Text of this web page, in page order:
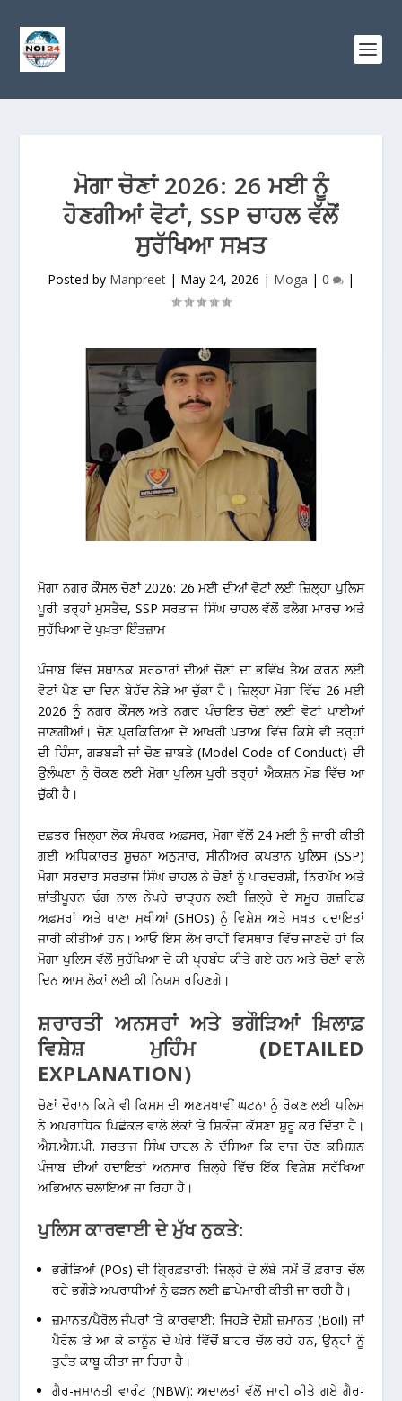
ਮੋਗਾ ਚੋਣਾਂ 2026: 26 ਮਈ ਨੂੰ
ਹੋਣਗੀਆਂ ਵੋਟਾਂ, SSP ਚਾਹਲ ਵੱਲੋਂ
ਸੁਰੱਖਿਆ ਸਖ਼ਤ
Posted by Manpreet | May 24, 2026 | Moga | 0 |
ਮੋਗਾ ਨਗਰ ਕੌਂਸਲ ਚੋਣਾਂ 2026: 26 ਮਈ ਦੀਆਂ ਵੋਟਾਂ ਲਈ ਜ਼ਿਲ੍ਹਾ ਪੁਲਿਸ
ਪੂਰੀ ਤਰ੍ਹਾਂ ਮੁਸਤੈਦ, SSP ਸਰਤਾਜ ਸਿੰਘ ਚਾਹਲ ਵੱਲੋਂ ਫਲੈਗ ਮਾਰਚ ਅਤੇ
ਸੁਰੱਖਿਆ ਦੇ ਪੁਖ਼ਤਾ ਇੰਤਜ਼ਾਮ
ਪੰਜਾਬ ਵਿੱਚ ਸਥਾਨਕ ਸਰਕਾਰਾਂ ਦੀਆਂ ਚੋਣਾਂ ਦਾ ਭਵਿੱਖ ਤੈਅ ਕਰਨ ਲਈ
ਵੋਟਾਂ ਪੈਣ ਦਾ ਦਿਨ ਬੇਹੱਦ ਨੇੜੇ ਆ ਚੁੱਕਾ ਹੈ। ਜ਼ਿਲ੍ਹਾ ਮੋਗਾ ਵਿੱਚ 26 ਮਈ
2026 ਨੂੰ ਨਗਰ ਕੌਂਸਲ ਅਤੇ ਨਗਰ ਪੰਚਾਇਤ ਚੋਣਾਂ ਲਈ ਵੋਟਾਂ ਪਾਈਆਂ
ਜਾਣਗੀਆਂ। ਚੋਣ ਪ੍ਰਕਿਰਿਆ ਦੇ ਆਖਰੀ ਪੜਾਅ ਵਿੱਚ ਕਿਸੇ ਵੀ ਤਰ੍ਹਾਂ
ਦੀ ਹਿੰਸਾ, ਗੜਬੜੀ ਜਾਂ ਚੋਣ ਜ਼ਾਬਤੇ (Model Code of Conduct) ਦੀ
ਉਲੰਘਣਾ ਨੂੰ ਰੋਕਣ ਲਈ ਮੋਗਾ ਪੁਲਿਸ ਪੂਰੀ ਤਰ੍ਹਾਂ ਐਕਸ਼ਨ ਮੋਡ ਵਿੱਚ ਆ
ਚੁੱਕੀ ਹੈ।
ਦਫ਼ਤਰ ਜ਼ਿਲ੍ਹਾ ਲੋਕ ਸੰਪਰਕ ਅਫ਼ਸਰ, ਮੋਗਾ ਵੱਲੋਂ 24 ਮਈ ਨੂੰ ਜਾਰੀ ਕੀਤੀ
ਗਈ ਅਧਿਕਾਰਤ ਸੂਚਨਾ ਅਨੁਸਾਰ, ਸੀਨੀਅਰ ਕਪਤਾਨ ਪੁਲਿਸ (SSP)
ਮੋਗਾਸਰਦਾਰ ਸਰਤਾਜ ਸਿੰਘ ਚਾਹਲਨੇ ਚੋਣਾਂ ਨੂੰ ਪਾਰਦਰਸ਼ੀ, ਨਿਰਪੱਖ ਅਤੇ
ਸ਼ਾਂਤੀਪੂਰਨ ਢੰਗ ਨਾਲ ਨੇਪਰੇ ਚਾੜ੍ਹਨ ਲਈ ਜ਼ਿਲ੍ਹੇ ਦੇ ਸਮੂਹ ਗਜ਼ਟਿਡ
ਅਫ਼ਸਰਾਂ ਅਤੇ ਥਾਣਾ ਮੁਖੀਆਂ (SHOs) ਨੂੰ ਵਿਸ਼ੇਸ਼ ਅਤੇ ਸਖ਼ਤ ਹਦਾਇਤਾਂ
ਜਾਰੀ ਕੀਤੀਆਂ ਹਨ। ਆਓ ਇਸ ਲੇਖ ਰਾਹੀਂ ਵਿਸਥਾਰ ਵਿੱਚ ਜਾਣਦੇ ਹਾਂ ਕਿ
ਮੋਗਾ ਪੁਲਿਸ ਵੱਲੋਂ ਸੁਰੱਖਿਆ ਦੇ ਕੀ ਪ੍ਰਬੰਧ ਕੀਤੇ ਗਏ ਹਨ ਅਤੇ ਚੋਣਾਂ ਵਾਲੇ
ਦਿਨ ਆਮ ਲੋਕਾਂ ਲਈ ਕੀ ਨਿਯਮ ਰਹਿਣਗੇ।
ਸ਼ਰਾਰਤੀ ਅਨਸਰਾਂ ਅਤੇ ਭਗੌੜਿਆਂ ਖ਼ਿਲਾਫ਼
ਵਿਸ਼ੇਸ਼ ਮੁਹਿੰਮ (DETAILED
EXPLANATION)
ਚੋਣਾਂ ਦੌਰਾਨ ਕਿਸੇ ਵੀ ਕਿਸਮ ਦੀ ਅਣਸੁਖਾਵੀਂ ਘਟਨਾ ਨੂੰ ਰੋਕਣ ਲਈ ਪੁਲਿਸ
ਨੇ ਅਪਰਾਧਿਕ ਪਿਛੋਕੜ ਵਾਲੇ ਲੋਕਾਂ ‘ਤੇ ਸ਼ਿਕੰਜਾ ਕੱਸਣਾ ਸ਼ੁਰੂ ਕਰ ਦਿੱਤਾ ਹੈ।
ਐਸ.ਐਸ.ਪੀ. ਸਰਤਾਜ ਸਿੰਘ ਚਾਹਲ ਨੇ ਦੱਸਿਆ ਕਿ ਰਾਜ ਚੋਣ ਕਮਿਸ਼ਨ
ਪੰਜਾਬ ਦੀਆਂ ਹਦਾਇਤਾਂ ਅਨੁਸਾਰ ਜ਼ਿਲ੍ਹੇ ਵਿੱਚ ਇੱਕ ਵਿਸ਼ੇਸ਼ ਸੁਰੱਖਿਆ
ਅਭਿਆਨ ਚਲਾਇਆ ਜਾ ਰਿਹਾ ਹੈ।
ਪੁਲਿਸ ਕਾਰਵਾਈ ਦੇ ਮੁੱਖ ਨੁਕਤੇ:
ਭਗੌੜਿਆਂ (POs) ਦੀ ਗ੍ਰਿਫ਼ਤਾਰੀ: ਜ਼ਿਲ੍ਹੇ ਦੇ ਲੰਬੇ ਸਮੇਂ ਤੋਂ ਫ਼ਰਾਰ ਚੱਲ
ਰਹੇ ਭਗੌੜੇ ਅਪਰਾਧੀਆਂ ਨੂੰ ਫੜਨ ਲਈ ਛਾਪੇਮਾਰੀ ਕੀਤੀ ਜਾ ਰਹੀ ਹੈ।
ਜ਼ਮਾਨਤ/ਪੈਰੋਲ ਜੰਪਰਾਂ ‘ਤੇ ਕਾਰਵਾਈ: ਜਿਹੜੇ ਦੋਸ਼ੀ ਜ਼ਮਾਨਤ (Boil) ਜਾਂ
ਪੈਰੋਲ ‘ਤੇ ਆ ਕੇ ਕਾਨੂੰਨ ਦੇ ਘੇਰੇ ਵਿੱਚੋਂ ਬਾਹਰ ਚੱਲ ਰਹੇ ਹਨ, ਉਨ੍ਹਾਂ ਨੂੰ
ਤੁਰੰਤ ਕਾਬੂ ਕੀਤਾ ਜਾ ਰਿਹਾ ਹੈ।
ਗੈਰ-ਜਮਾਨਤੀ ਵਾਰੰਟ (NBW): ਅਦਾਲਤਾਂ ਵੱਲੋਂ ਜਾਰੀ ਕੀਤੇ ਗਏ ਗੈਰ-